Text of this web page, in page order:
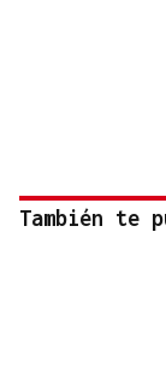
También te